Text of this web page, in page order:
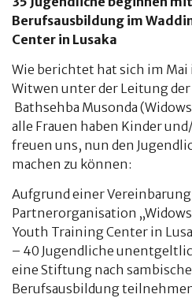
Berufsausbildung im
Center in Lusaka
Wie berichtet hat sich im Mai
Witwen unter der Leitung
Bathsehba Musonda
alle Frauen haben Kinder
freuen uns, nun den
machen zu können:
Aufgrund einer
Partnerorganisation
Youth Training Center in
– 40 Jugendliche
eine Stiftung nach
Berufsausbildung